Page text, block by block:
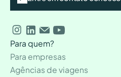
Para quem?
Para empresas
Agências de viagens